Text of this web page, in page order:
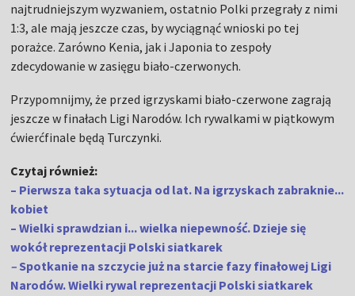
najtrudniejszym wyzwaniem, ostatnio Polki przegrały z nimi
1:3, ale mają jeszcze czas, by wyciągnąć wnioski po tej
porażce. Zarówno Kenia, jak i Japonia to zespoły
zdecydowanie w zasięgu biało-czerwonych.
Przypomnijmy, że przed igrzyskami biało-czerwone zagrają
jeszcze w finałach Ligi Narodów. Ich rywalkami w piątkowym
ćwierćfinale będą Turczynki.
Czytaj również:
– Pierwsza taka sytuacja od lat. Na igrzyskach zabraknie...
kobiet
– Wielki sprawdzian i... wielka niepewność. Dzieje się
wokół reprezentacji Polski siatkarek
– Spotkanie na szczycie już na starcie fazy finałowej Ligi
Narodów. Wielki rywal reprezentacji Polski siatkarek